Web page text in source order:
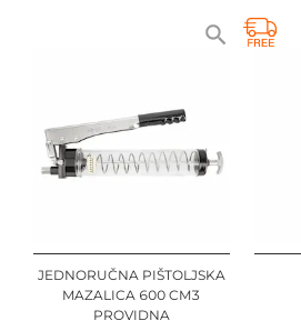
JEDNORUČNA PIŠTOLJSKA
MAZALICA 600 CM3
PROVIDNA